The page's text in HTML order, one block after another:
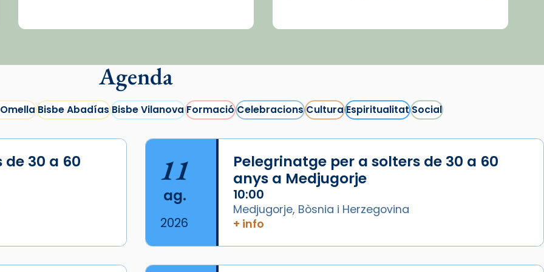
Agenda
Bisbe AbadíasBisbe VilanovaFormacióCelebracionsCulturaEspiritualitatSocial
30 a 60
11
ag.
2026
Pelegrinatge per a solters de 30 a 60
anys a Medjugorje
10:00
Medjugorje, Bòsnia i Herzegovina
+ info